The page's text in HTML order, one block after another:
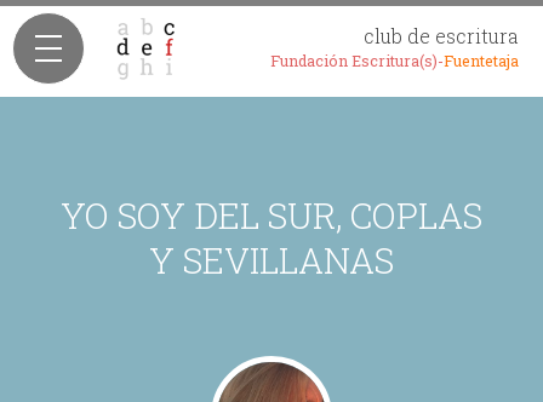
club de escritura
Fundación Escritura(s)-Fuentetaja
YO SOY DEL SUR, COPLAS
Y SEVILLANAS